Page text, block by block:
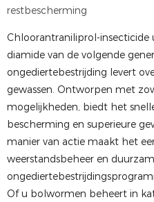
restbescherming
Chloorantraniliprol-insecticide
diamide van de volgende
ongediertebestrijding levert
gewassen. Ontworpen met
mogelijkheden, biedt het
bescherming en superieure
manier van actie maakt het
weerstandsbeheer en
Of u bolwormen beheert in